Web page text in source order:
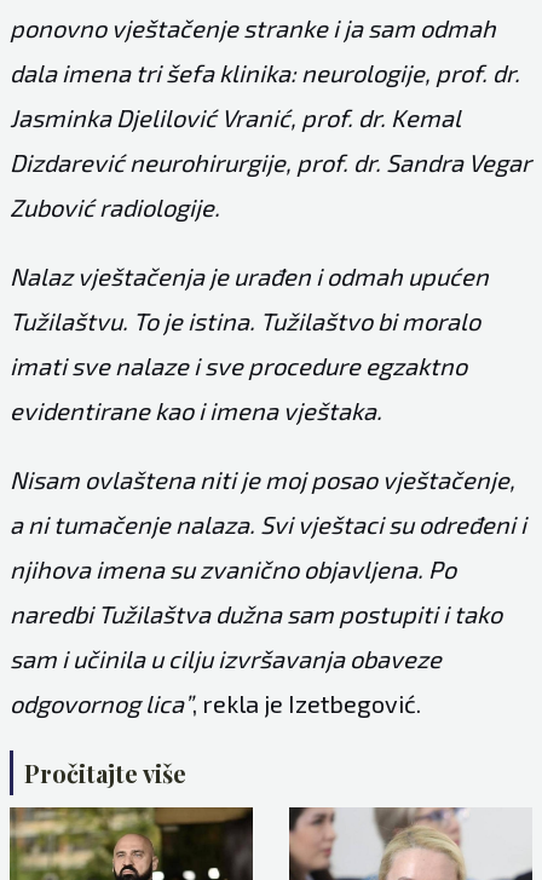
ponovno vještačenje stranke i ja sam odmah
dala imena tri šefa klinika: neurologije, prof. dr.
Jasminka Djelilović Vranić, prof. dr. Kemal
Dizdarević neurohirurgije, prof. dr. Sandra Vegar
Zubović radiologije.
Nalaz vještačenja je urađen i odmah upućen
Tužilaštvu. To je istina. Tužilaštvo bi moralo
imati sve nalaze i sve procedure egzaktno
evidentirane kao i imena vještaka.
Nisam ovlaštena niti je moj posao vještačenje,
a ni tumačenje nalaza. Svi vještaci su određeni i
njihova imena su zvanično objavljena. Po
naredbi Tužilaštva dužna sam postupiti i tako
sam i učinila u cilju izvršavanja obaveze
odgovornog lica”, rekla je Izetbegović.
Pročitajte više